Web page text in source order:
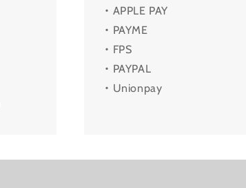
・APPLE PAY
・PAYME
・FPS
・PAYPAL
・Unionpay